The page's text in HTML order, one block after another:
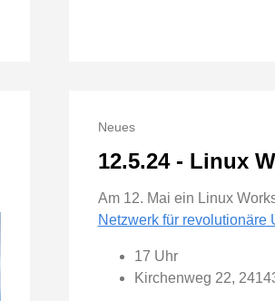
Neues
12.5.24 - Linux
Am 12. Mai ein Linux
Netzwerk für revolutionäre
17 Uhr
Kirchenweg 22,